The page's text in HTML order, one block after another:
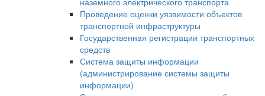
Проведение оценки уязвимости объектов
транспортной инфраструктуры
Государственная регистрации транспортных
средств
Система защиты информации
(администрирование системы защиты
информации)